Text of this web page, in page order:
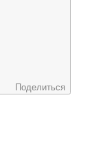
Поделиться